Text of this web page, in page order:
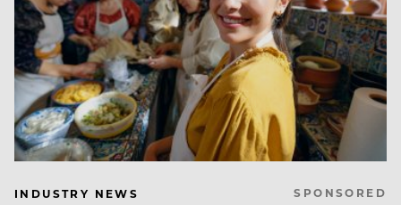
INDUSTRY NEWS SPONSORED